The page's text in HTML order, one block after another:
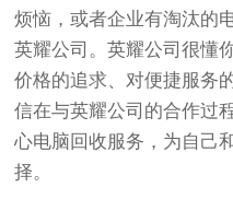
烦恼，或者企业有淘汰的
英耀公司。英耀公司很懂
价格的追求、对便捷服务
信在与英耀公司的合作过
心电脑回收服务，为自己
择。